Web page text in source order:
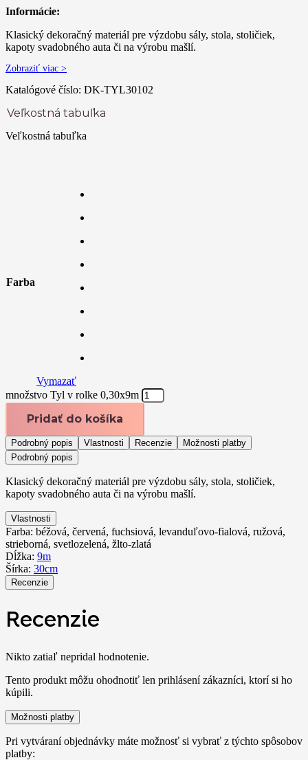
Informácie:
Klasický dekoračný materiál pre výzdobu sály, stola, stoličiek,
kapoty svadobného auta či na výrobu mašlí.
Zobraziť viac >
Katalógové číslo: DK-TYL30102
Veľkostná tabuľka
Veľkostná tabuľka
Farba
Vymazať
množstvo Tyl v rolke 0,30x9m
Pridať do košíka
Podrobný popis Vlastnosti Recenzie
Možnosti platby
Podrobný popis
Klasický dekoračný materiál pre výzdobu sály, stola, stoličiek,
kapoty svadobného auta či na výrobu mašlí.
Vlastnosti
Farba: béžová, červená, fuchsiová, levanduľovo-fialová, ružová,
strieborná, svetlozelená, žlto-zlatá
Dĺžka: 9m
Šírka: 30cm
Recenzie
Recenzie
Nikto zatiaľ nepridal hodnotenie.
Tento produkt môžu ohodnotiť len prihlásení zákazníci, ktorí si ho
kúpili.
Možnosti platby
Pri vytváraní objednávky máte možnosť si vybrať z týchto spôsobov
platby: